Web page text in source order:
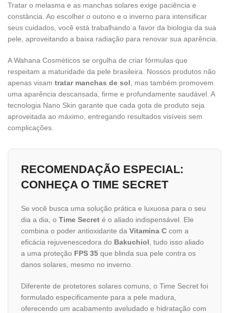
Tratar o melasma e as manchas solares exige paciência e
constância. Ao escolher o outono e o inverno para intensificar
seus cuidados, você está trabalhando a favor da biologia da sua
pele, aproveitando a baixa radiação para renovar sua aparência.
A Wahana Cosméticos se orgulha de criar fórmulas que
respeitam a maturidade da pele brasileira. Nossos produtos não
apenas visam tratar manchas de sol , mas também promovem
uma aparência descansada, firme e profundamente saudável. A
tecnologia Nano Skin garante que cada gota de produto seja
aproveitada ao máximo, entregando resultados visíveis sem
complicações.
RECOMENDAÇÃO ESPECIAL:
CONHEÇA O TIME SECRET
Se você busca uma solução prática e luxuosa para o seu
dia a dia, o Time Secret é o aliado indispensável. Ele
combina o poder antioxidante da Vitamina C com a
eficácia rejuvenescedora do Bakuchiol , tudo isso aliado
a uma proteção FPS 35 que blinda sua pele contra os
danos solares, mesmo no inverno.
Diferente de protetores solares comuns, o Time Secret foi
formulado especificamente para a pele madura,
oferecendo um acabamento aveludado e hidratação com